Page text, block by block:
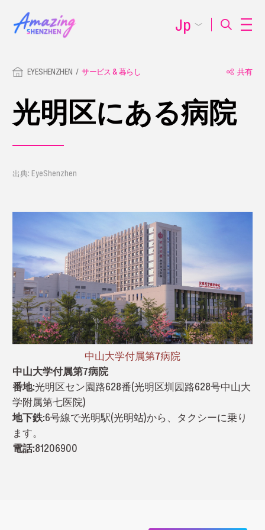
EYESHENZHEN サービス & 暮らし 共有
光明区にある病院
出典: EyeShenzhen
中山大学付属第7病院
中山大学付属第7病院
番地:光明区セン園路628番(光明区圳园路628号中山大
学附属第七医院)
地下鉄:6号線で光明駅(光明站)から、タクシーに乗り
ます。
電話:81206900
Jp